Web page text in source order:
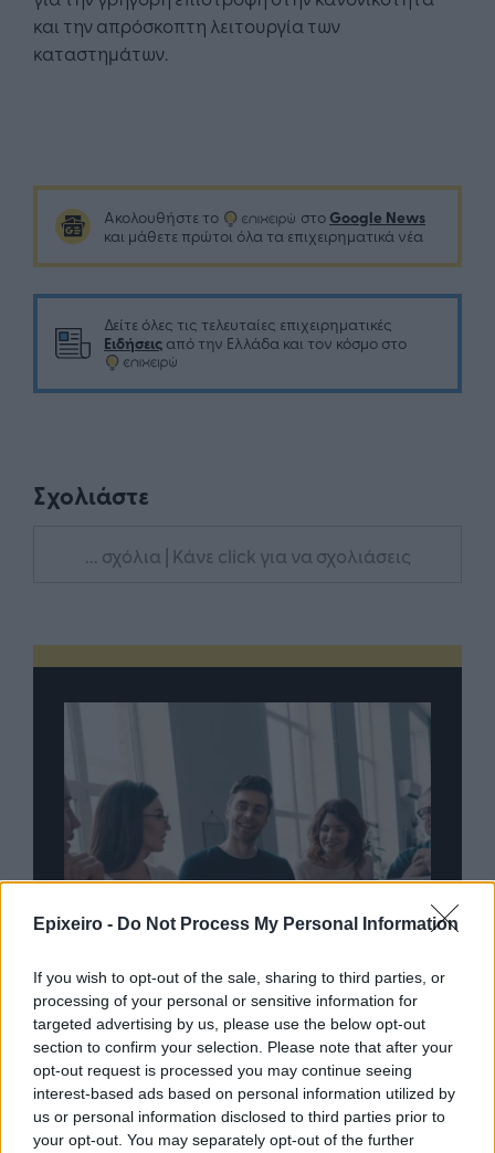
Epixeiro - Do Not Process My Personal Information
If you wish to opt-out of the sale, sharing to third parties, or
processing of your personal or sensitive information for
targeted advertising by us, please use the below opt-out
section to confirm your selection. Please note that after your
opt-out request is processed you may continue seeing
interest-based ads based on personal information utilized by
us or personal information disclosed to third parties prior to
your opt-out. You may separately opt-out of the further
και την απρόσκοπτη λειτουργία των
καταστημάτων.
Ακολουθήστε το στο Google News
και μάθετε πρώτοι όλα τα επιχειρηματικά νέα
Δείτε όλες τις τελευταίες επιχειρηματικές
Ειδήσεις από την Ελλάδα και τον κόσμο στο
Σχολιάστε
... σχόλια | Κάνε click για να σχολιάσεις
κάθε
TP Greece: Πώς διαμορφώνεται το
μέλλον του Insurance στην εποχή του AI